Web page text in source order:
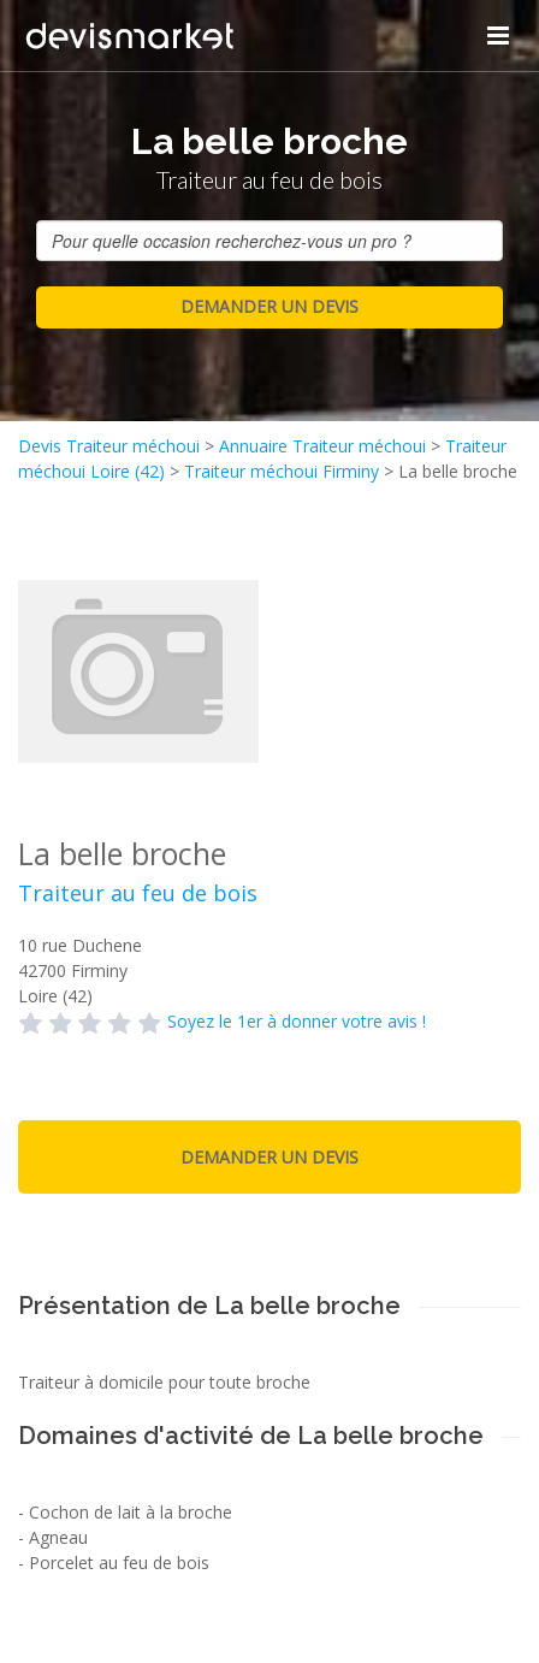
La belle broche
Traiteur au feu de bois
Devis Traiteur méchoui > Annuaire Traiteur méchoui > Traiteur
méchoui Loire (42) > Traiteur méchoui Firminy > La belle broche
La belle broche
Traiteur au feu de bois
10 rue Duchene
42700 Firminy
Loire (42)
Soyez le 1er à donner votre avis !
Présentation de La belle broche
Traiteur à domicile pour toute broche
Domaines d'activité de La belle broche
- Cochon de lait à la broche
- Agneau
- Porcelet au feu de bois